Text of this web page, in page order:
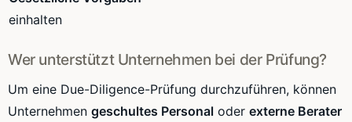
einhalten
Wer unterstützt Unternehmen bei der Prüfung?
Um eine Due-Diligence-Prüfung durchzuführen, können
Unternehmen geschultes Personal oder externe Berater